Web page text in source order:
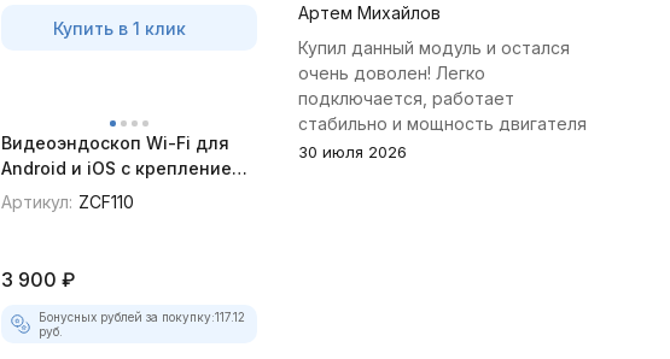
Купить в 1 клик
Видеоэндоскоп Wi-Fi для
Android и iOS с креплением
для смартфона
Артикул: ZCF110
3 900 ₽
Бонусных рублей за покупку:117.12
руб.
Артем Михайлов
Купил данный модуль и остался
очень доволен! Легко
подключается, работает
стабильно и мощность двигателя
заметно увеличилась. Рекомендую
30 июля 2026